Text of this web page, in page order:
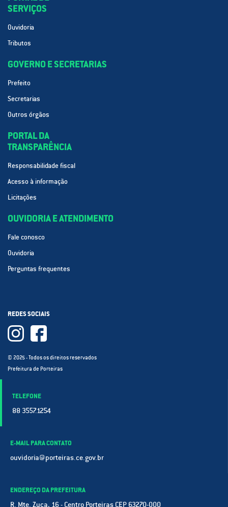
SERVIÇOS
Ouvidoria
Tributos
GOVERNO E SECRETARIAS
Prefeito
Secretarias
Outros órgãos
PORTAL DA
TRANSPARÊNCIA
Responsabilidade fiscal
Acesso à informação
Licitações
OUVIDORIA E ATENDIMENTO
Fale conosco
Ouvidoria
Perguntas frequentes
REDES SOCIAIS
© 2025 - Todos os direitos reservados
Prefeitura de Porteiras
TELEFONE
88 3557.1254
E-MAIL PARA CONTATO
ouvidoria@porteiras.ce.gov.br
ENDEREÇO DA PREFEITURA
R. Mte. Zuca, 16 - Centro Porteiras CEP 63270-000